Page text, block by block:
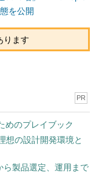
を公開
ります
PR
めのプレイブック
想の設計開発環境と
製品選定、運用まで